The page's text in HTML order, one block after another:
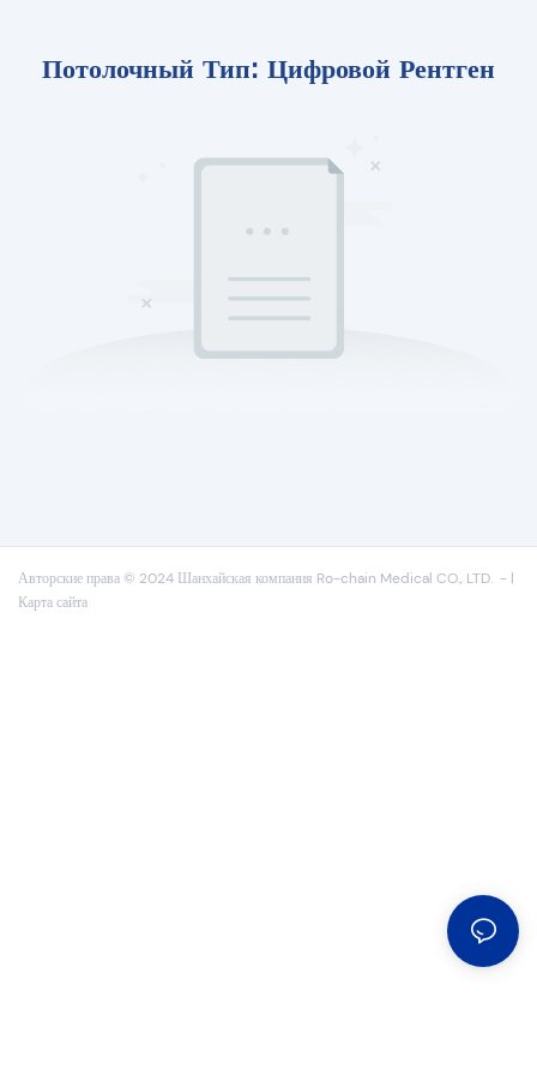
Потолочный Тип: Цифровой Рентген
Авторские права © 2024 Шанхайская компания Ro-chain Medical CO., LTD. - |
Карта сайта